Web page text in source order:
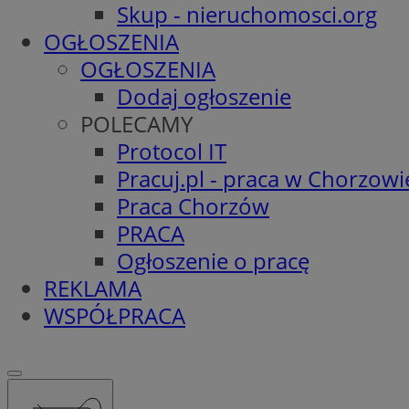
Skup - nieruchomosci.org
OGŁOSZENIA
OGŁOSZENIA
Dodaj ogłoszenie
POLECAMY
Protocol IT
Pracuj.pl - praca w
Praca Chorzów
PRACA
Ogłoszenie o pracę
REKLAMA
WSPÓŁPRACA